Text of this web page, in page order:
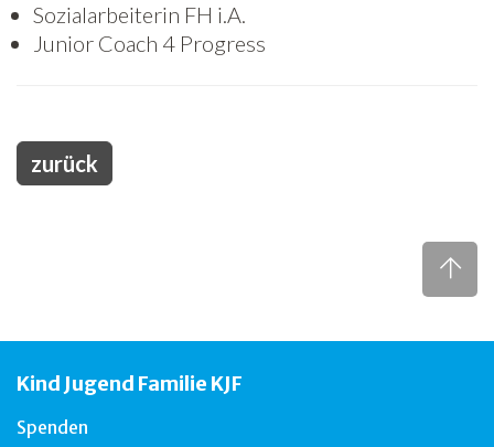
Freiwilligenarbeit
Sozialarbeiterin FH i.A.
Junior Coach 4 Progress
zurück
Kind Jugend Familie KJF
Spenden